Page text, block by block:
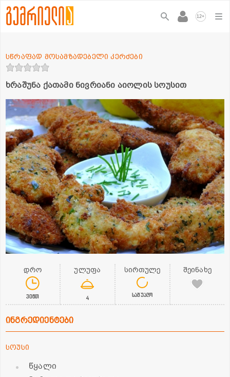
12+
ხრაშუნა ქათამი ნივრიანი აიოლის სოუსით
სწრაფად მოსამზადებელი კერძები
დრო
30წთ
ულუფა
4
სირთულე
საშუალო
შეინახე
ინგრედიენტები
სოუსი
წყალი